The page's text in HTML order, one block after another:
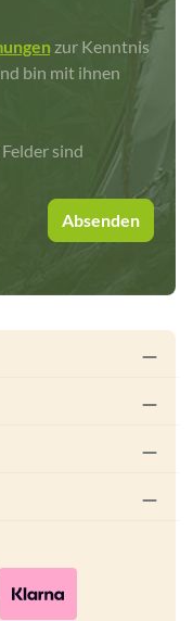
zur Kenntnis
bin mit ihnen
sind
Absenden